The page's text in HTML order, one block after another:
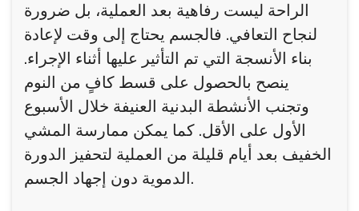
الراحة ليست رفاهية بعد العملية، بل ضرورة
لنجاح التعافي. فالجسم يحتاج إلى وقت لإعادة
بناء الأنسجة التي تم التأثير عليها أثناء الإجراء.
ينصح بالحصول على قسط كافٍ من النوم
وتجنب الأنشطة البدنية العنيفة خلال الأسبوع
الأول على الأقل. كما يمكن ممارسة المشي
الخفيف بعد أيام قليلة من العملية لتحفيز الدورة
الدموية دون إجهاد الجسم.